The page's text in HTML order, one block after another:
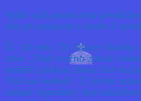
Vyšší súd preskúmal
ako je uvedené v bode 3
Čl. 10 ods. (3) Ústavy Svätej
znie: „Titul možno získať
sobáši získava žena titul
Titul sa nededí.“ Z týchto
získať vojvodský titul